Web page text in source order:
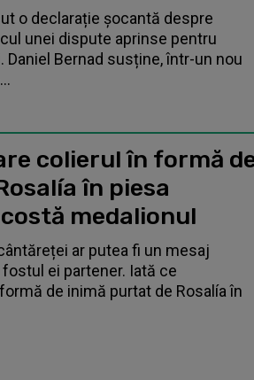
o declarație șocantă despre
unei dispute aprinse pentru
Bernad susține, într-un nou
colierul în formă
în piesa
medalionul
ar putea fi un mesaj
ei partener. Iată ce
de inimă purtat de Rosalía în